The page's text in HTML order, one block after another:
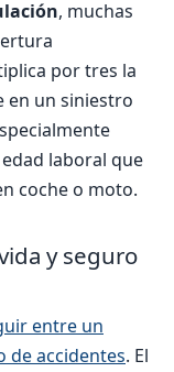
, muchas
por tres la
en un siniestro
laboral que
coche o moto.
y seguro
entre un
de accidentes. El